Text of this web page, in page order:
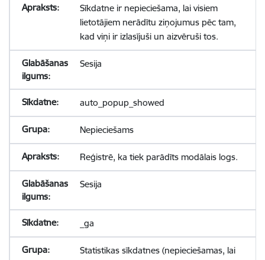
Sīkdatne ir nepieciešama, lai visiem
lietotājiem nerādītu ziņojumus pēc tam,
kad viņi ir izlasījuši un aizvēruši tos.
Sesija
auto_popup_showed
Nepieciešams
Reģistrē, ka tiek parādīts modālais logs.
Sesija
_ga
Statistikas sīkdatnes (nepieciešamas, lai